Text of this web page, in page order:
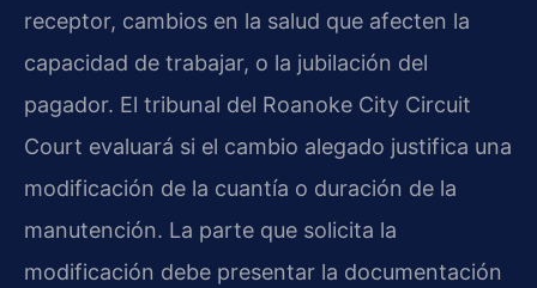
receptor, cambios en la salud que afecten la
capacidad de trabajar, o la jubilación del
pagador. El tribunal del Roanoke City Circuit
Court evaluará si el cambio alegado justifica una
modificación de la cuantía o duración de la
manutención. La parte que solicita la
modificación debe presentar la documentación